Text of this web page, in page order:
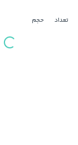
تعداد حجم